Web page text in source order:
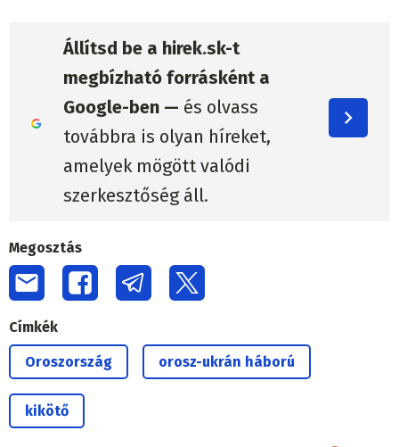
Állítsd be a hirek.sk-t
megbízható forrásként a
Google-ben — és olvass
továbbra is olyan híreket,
amelyek mögött valódi
szerkesztőség áll.
Megosztás
Címkék
Oroszország orosz-ukrán háború
kikötő